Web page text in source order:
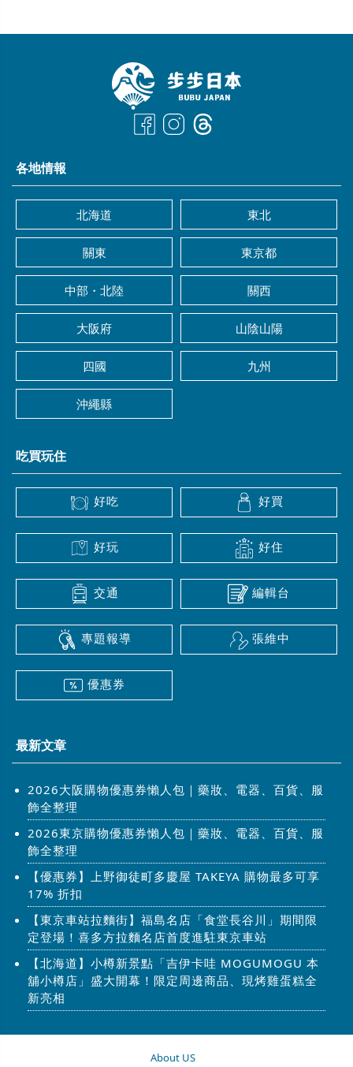
各地情報
北海道 東北
關東 東京都
中部・北陸 關西
大阪府 山陰山陽
四國 九州
沖繩縣
吃買玩住
好吃 好買
好玩 好住
交通 編輯台
專題報導 張維中
優惠券
最新文章
2026大阪購物優惠券懶人包｜藥妝、電器、百貨、服
飾全整理
2026東京購物優惠券懶人包｜藥妝、電器、百貨、服
飾全整理
【優惠券】上野御徒町多慶屋 TAKEYA 購物最多可享
17% 折扣
【東京車站拉麵街】福島名店「食堂長谷川」期間限
定登場！喜多方拉麵名店首度進駐東京車站
【北海道】小樽新景點「吉伊卡哇 MOGUMOGU 本
舖小樽店」盛大開幕！限定周邊商品、現烤雞蛋糕全
新亮相
About US